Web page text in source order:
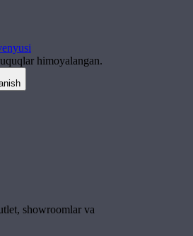
himoyalangan.
showroomlar va